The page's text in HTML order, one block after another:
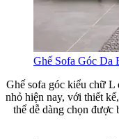
Ghế Sofa Góc Da
Ghế sofa góc kiểu chữ L
nhỏ hiện nay, với thiết
thể dễ dàng chọn được